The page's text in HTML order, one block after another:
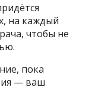
на каждый
чтобы не
пока
— ваш